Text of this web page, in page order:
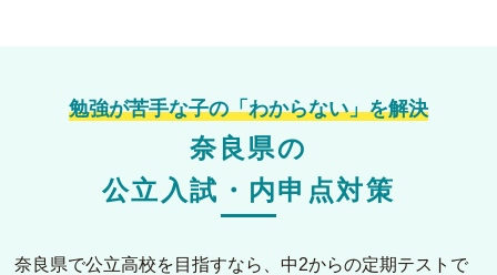
勉強が苦手な子の「わからない」を解決
奈良県の
公立入試・内申点対策
奈良県で公立高校を目指すなら、中2からの定期テストで